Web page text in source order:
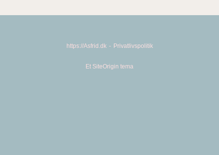
https://Asfrid.dk Privatlivspolitik
Et SiteOrigin tema